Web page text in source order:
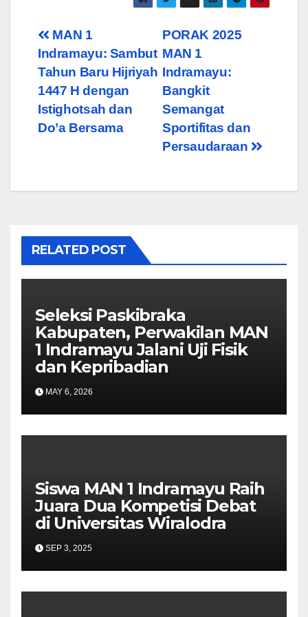
Post
navigation
PORAK 2025
MAN 1
Indramayu:
Bangkit
Semangat
Sportifitas dan
Persaudaraan
MAN 1
Indramayu: Sambut
Tahun Baru Hijriyah
1447 H dengan
Istighotsah dan
Do’a Bersama
RELATED POST
Seleksi Paskibraka
Kabupaten, Perwakilan MAN
1 Indramayu Jalani Uji Fisik
dan Kepribadian
MAY 6, 2026
Siswa MAN 1 Indramayu Raih
Juara Dua Kompetisi Debat
di Universitas Wiralodra
SEP 3, 2025